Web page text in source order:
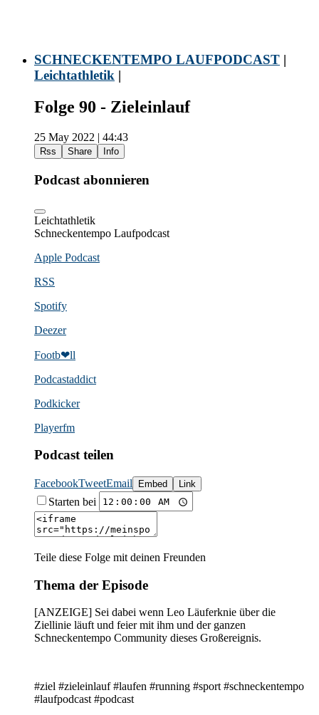
SCHNECKENTEMPO LAUFPODCAST |
Leichtathletik |
Folge 90 - Zieleinlauf
25 May 2022 | 44:43
Rss Share Info
Podcast abonnieren
Leichtathletik
Schneckentempo Laufpodcast
Apple Podcast
RSS
Spotify
Deezer
Footb❤ll
Podcast­addict
Podkicker
Playerfm
Podcast teilen
FacebookTweetEmail Embed Link
Starten bei
Teile diese Folge mit deinen Freunden
Thema der Episode
[ANZEIGE] Sei dabei wenn Leo Läuferknie über die
Ziellinie läuft und feier mit ihm und der ganzen
Schneckentempo Community dieses Großereignis.
#ziel #zieleinlauf #laufen #running #sport #schneckentempo
#laufpodcast #podcast